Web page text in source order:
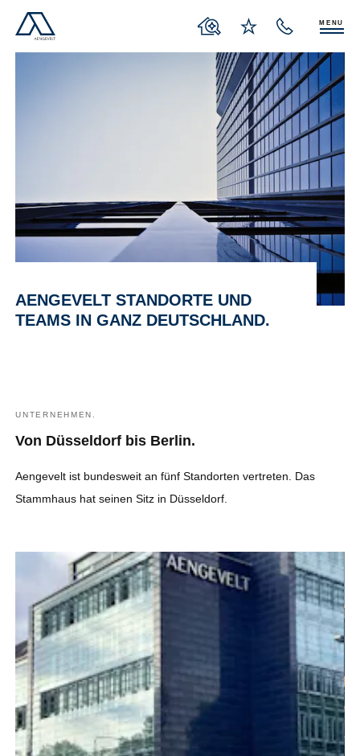
MENU
AENGEVELT STANDORTE UND
TEAMS IN GANZ DEUTSCHLAND.
UNTERNEHMEN.
Von Düsseldorf bis Berlin.
Aengevelt ist bundesweit an fünf Standorten vertreten. Das
Stammhaus hat seinen Sitz in Düsseldorf.